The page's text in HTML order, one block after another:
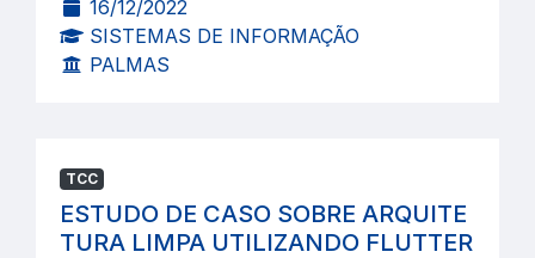
16/12/2022
SISTEMAS DE INFORMAÇÃO
PALMAS
TCC
ESTUDO DE CASO SOBRE ARQUITE
TURA LIMPA UTILIZANDO FLUTTER